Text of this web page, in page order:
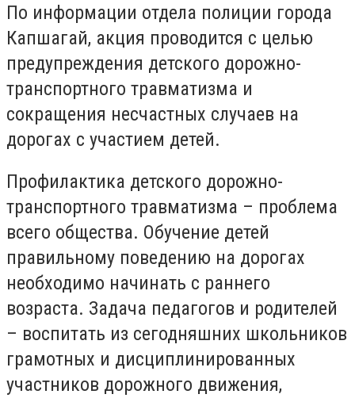
По информации отдела полиции города
Капшагай, акция проводится с целью
предупреждения детского дорожно-
транспортного травматизма и
сокращения несчастных случаев на
дорогах с участием детей.
Профилактика детского дорожно-
транспортного травматизма – проблема
всего общества. Обучение детей
правильному поведению на дорогах
необходимо начинать с раннего
возраста. Задача педагогов и родителей
– воспитать из сегодняшних школьников
грамотных и дисциплинированных
участников дорожного движения,